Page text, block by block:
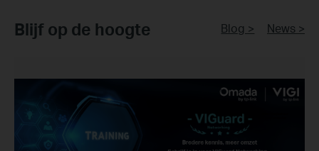
Blijf op de hoogte Blog > News >